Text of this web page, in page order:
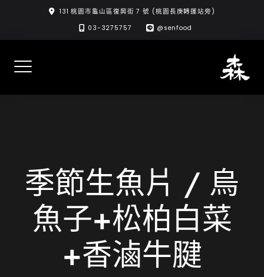
content
131 桃園市龜山區復興街 7 號 (桃園長庚轉運站旁)
03-3275757
@senfood
季節生魚片 / 烏
魚子+松柏白菜
+香滷牛腱